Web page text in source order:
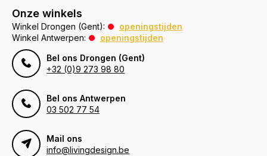
Onze winkels
Winkel Drongen (Gent):
openingstijden
Winkel Antwerpen:
openingstijden
Bel ons Drongen (Gent)
+32 (0)9 273 98 80
Bel ons Antwerpen
03 502 77 54
Mail ons
info@livingdesign.be